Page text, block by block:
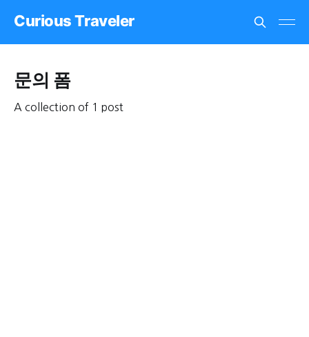
Curious Traveler
문의 폼
A collection of 1 post